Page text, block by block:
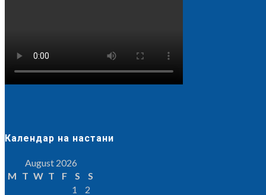
Календар на настани
August 2026
M T W T F S
S
1
2